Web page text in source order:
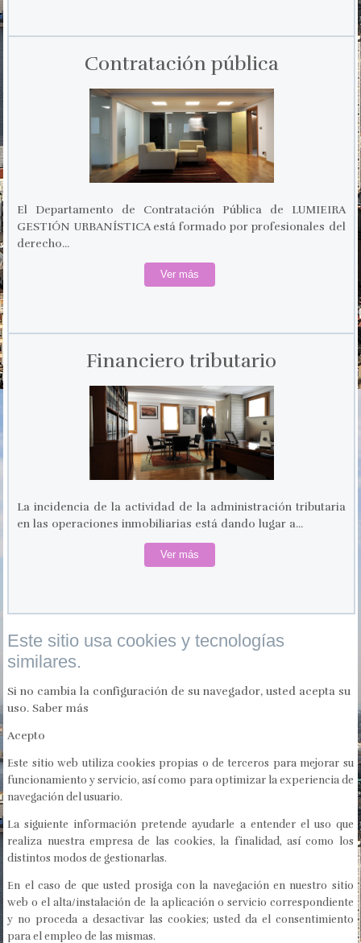
Contratación pública
El Departamento de Contratación Pública de LUMIEIRA
GESTIÓN URBANÍSTICA está formado por profesionales del
derecho...
Ver más
Financiero tributario
La incidencia de la actividad de la administración tributaria
en las operaciones inmobiliarias está dando lugar a...
Ver más
Este sitio usa cookies y tecnologías
similares.
Si no cambia la configuración de su navegador, usted acepta su
uso.Saber más
Acepto
Este sitio web utiliza cookies propias o de terceros para mejorar su
funcionamiento y servicio, así como para optimizar la experiencia de
navegación del usuario.
La siguiente información pretende ayudarle a entender el uso que
realiza nuestra empresa de las cookies, la finalidad, así como los
distintos modos de gestionarlas.
En el caso de que usted prosiga con la navegación en nuestro sitio
web o el alta/instalación de la aplicación o servicio correspondiente
y no proceda a desactivar las cookies; usted da el consentimiento
para el empleo de las mismas.